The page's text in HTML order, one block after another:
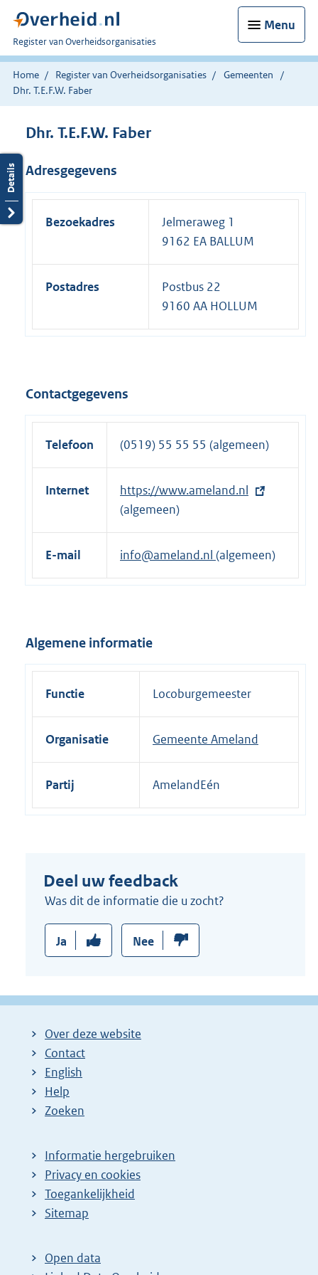
Menu
U
bent
nu
hier:
Register van Overheidsorganisaties
Home Register van Overheidsorganisaties
Gemeenten
Dhr. T.E.F.W. Faber
Dhr. T.E.F.W. Faber
Adresgegevens
Bezoekadres
Jelmeraweg 1
9162 EA BALLUM
Postadres
Postbus 22
9160 AA HOLLUM
Contactgegevens
Telefoon (0519) 55 55 55 (algemeen)
Internet
E
x
t
e
n
i
n
https://www.ameland.nl
(algemeen)
E-mail info@ameland.nl (algemeen)
Algemene informatie
Functie Locoburgemeester
Organisatie Gemeente Ameland
Partij AmelandEén
Deel uw feedback
Was dit de informatie die u zocht?
Ja Nee
Over deze website
Contact
English
Help
Zoeken
Informatie hergebruiken
Privacy en cookies
Toegankelijkheid
Sitemap
Open data